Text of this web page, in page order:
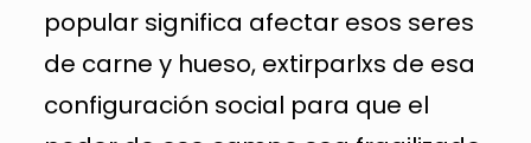
popular significa afectar esos seres
de carne y hueso, extirparlxs de esa
configuración social para que el